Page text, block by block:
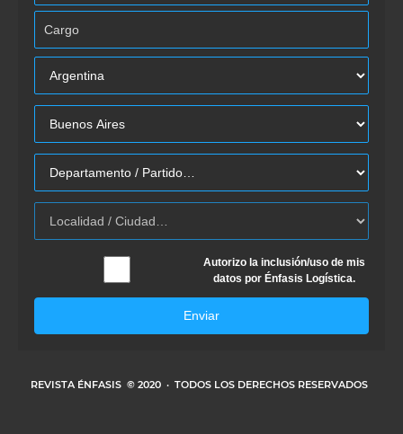
Autorizo la inclusión/uso de mis
datos por Énfasis Logística.
Enviar
REVISTA ÉNFASIS © 2020 · TODOS LOS DERECHOS RESERVADOS